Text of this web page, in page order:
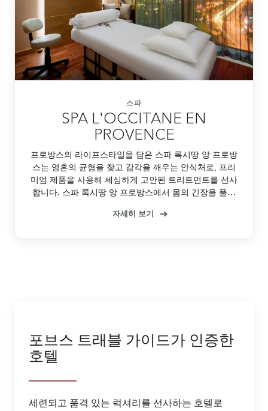
스파
SPA L'OCCITANE EN
PROVENCE
프로방스의 라이프스타일을 담은 스파 록시땅 앙 프로방
스는 영혼의 균형을 찾고 감각을 깨우는 안식처로, 프리
미엄 제품을 사용해 세심하게 고안된 트리트먼트를 선사
합니다. 스파 록시땅 앙 프로방스에서 몸의 긴장을 풀고
해 보세요.
자세히 보기
포브스 트래블 가이드가 인증한
호텔
세련되고 품격 있는 럭셔리를 선사하는 호텔로